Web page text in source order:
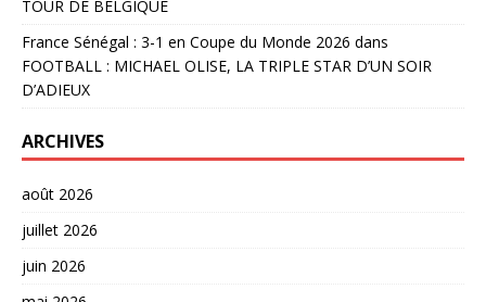
TOUR DE BELGIQUE
France Sénégal : 3-1 en Coupe du Monde 2026 dans
FOOTBALL : MICHAEL OLISE, LA TRIPLE STAR D’UN SOIR
D’ADIEUX
ARCHIVES
août 2026
juillet 2026
juin 2026